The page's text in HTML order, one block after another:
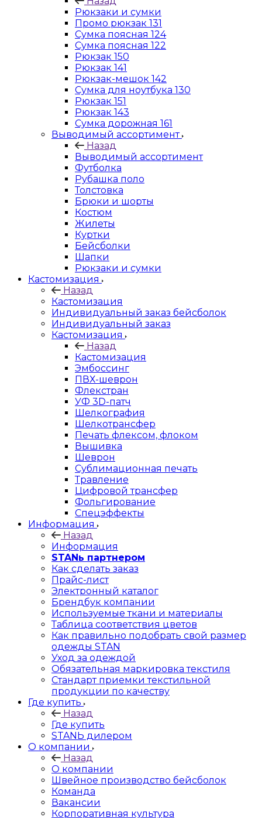
Рюкзаки и сумки
Промо рюкзак 131
Сумка поясная 124
Сумка поясная 122
Рюкзак 150
Рюкзак 141
Рюкзак-мешок 142
Сумка для ноутбука 130
Рюкзак 151
Рюкзак 143
Сумка дорожная 161
Выводимый ассортимент
Назад
Выводимый ассортимент
Футболка
Рубашка поло
Толстовка
Брюки и шорты
Костюм
Жилеты
Куртки
Бейсболки
Шапки
Рюкзаки и сумки
Кастомизация
Назад
Кастомизация
Индивидуальный заказ бейсболок
Индивидуальный заказ
Кастомизация
Назад
Кастомизация
Эмбоссинг
ПВХ-шеврон
Флекстран
УФ 3D-патч
Шелкография
Шелкотрансфер
Печать флексом, флоком
Вышивка
Шеврон
Сублимационная печать
Травление
Цифровой трансфер
Фольгирование
Спецэффекты
Информация
Назад
Информация
STANь партнером
Как сделать заказ
Прайс-лист
Электронный каталог
Брендбук компании
Используемые ткани и материалы
Таблица соответствия цветов
Как правильно подобрать свой размер
одежды STAN
Уход за одеждой
Обязательная маркировка текстиля
Стандарт приемки текстильной
продукции по качеству
Где купить
Назад
Где купить
STANЬ дилером
О компании
Назад
О компании
Швейное производство бейсболок
Команда
Вакансии
Корпоративная культура